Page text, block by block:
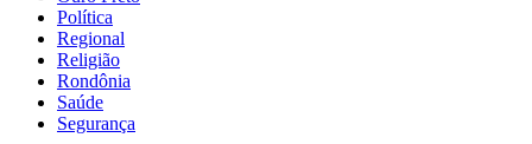
Política
Regional
Religião
Rondônia
Saúde
Segurança